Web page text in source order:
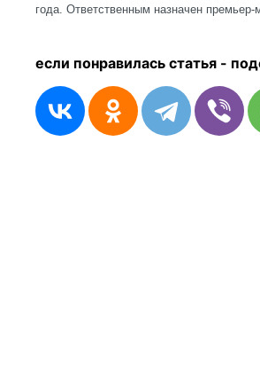
года. Ответственным назначен
если понравилась статья - п